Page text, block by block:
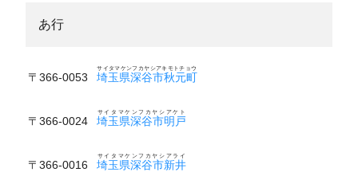
あ行
〒366-0053 埼玉県深谷市秋元町
サイタマケンフカヤシアキモトチョウ
〒366-0024 埼玉県深谷市明戸
サイタマケンフカヤシアケト
〒366-0016 埼玉県深谷市新井
サイタマケンフカヤシアライ